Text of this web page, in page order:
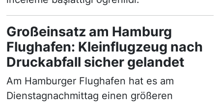
Großeinsatz am Hamburg
Flughafen: Kleinflugzeug nach
Druckabfall sicher gelandet
Am Hamburger Flughafen hat es am
Dienstagnachmittag einen größeren